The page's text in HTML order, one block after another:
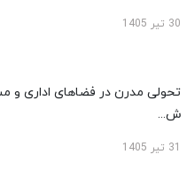
30 تیر 1405
تحولی مدرن در فضاهای اداری و
ش...